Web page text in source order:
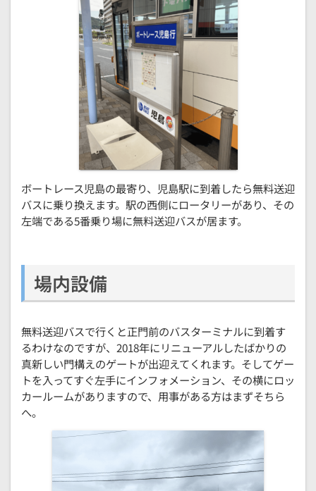
ボートレース児島の最寄り、児島駅に到着したら無料送迎
バスに乗り換えます。駅の西側にロータリーがあり、その
左端である5番乗り場に無料送迎バスが居ます。
場内設備
無料送迎バスで行くと正門前のバスターミナルに到着す
るわけなのですが、2018年にリニューアルしたばかりの
真新しい門構えのゲートが出迎えてくれます。そしてゲー
トを入ってすぐ左手にインフォメーション、その横にロッ
カールームがありますので、用事がある方はまずそちら
へ。